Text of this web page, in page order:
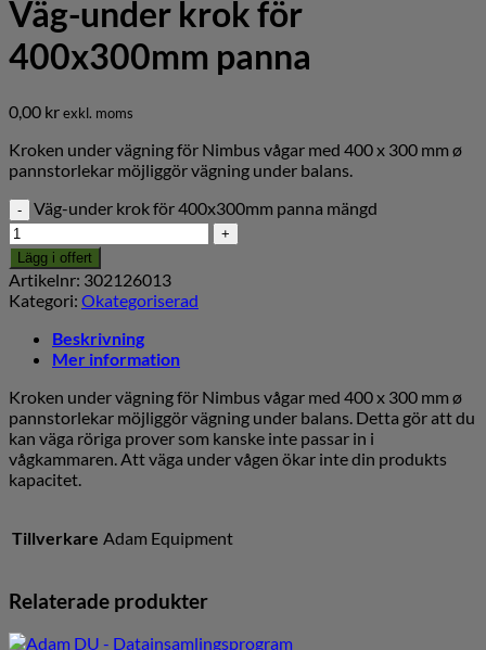
Väg-under krok för
400x300mm panna
0,00 krexkl. moms
Kroken under vägning för Nimbus vågar med 400 x 300 mm ø
pannstorlekar möjliggör vägning under balans.
Väg-under krok för 400x300mm panna mängd
Lägg i offert
Artikelnr: 302126013
Kategori: Okategoriserad
Beskrivning
Mer information
Kroken under vägning för Nimbus vågar med 400 x 300 mm ø
pannstorlekar möjliggör vägning under balans. Detta gör att du
kan väga röriga prover som kanske inte passar in i
vågkammaren. Att väga under vågen ökar inte din produkts
kapacitet.
Tillverkare Adam Equipment
Relaterade produkter